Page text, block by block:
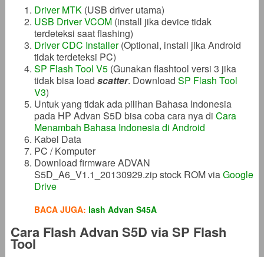
Driver MTK(USB driver utama)
USB Driver VCOM(install jika device tidak
terdeteksi saat flashing)
Driver CDC Installer(Optional, install jika Android
tidak terdeteksi PC)
SP Flash Tool V5(Gunakan flashtool versi 3 jika
tidak bisa load scatter. Download SP Flash Tool
V3)
Untuk yang tidak ada pilihan Bahasa Indonesia
pada HP Advan S5D bisa coba cara nya di Cara
Menambah Bahasa Indonesia di Android
Kabel Data
PC / Komputer
Download firmware ADVAN
S5D_A6_V1.1_20130929.zip stock ROM viaGoogle
Drive
BACA JUGA: lash Advan S45A
Cara Flash Advan S5D via SP Flash
Tool